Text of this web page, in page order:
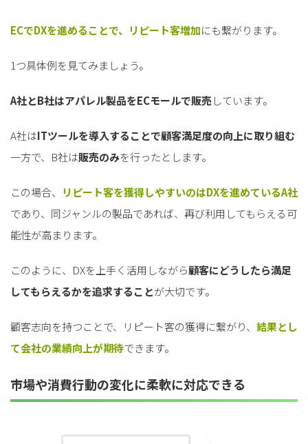
ECでDXを進めることで、リピート客増加にも繋がります。
1つ具体例を見てみましょう。
A社とB社はアパレル製品をECモールで販売 しています。
A社はITツールを導入することで顧客満足度の向上に取り組む
一方で、B社は販売のみを行ったとします。
この場合、
リピート客を獲得しやすいのはDXを進めているA社
であり、同ジャンルの製品であれば、再び利用してもらえる可
能性が高まります。
このように、DXを上手く活用しながら顧客にどうしたら満足
してもらえるかを追求することが大切です。
顧客志向を持つことで、リピート客の獲得に繋がり、 結果とし
て会社の業績向上が期待できます。
市場や消費行動の変化に柔軟に対応できる